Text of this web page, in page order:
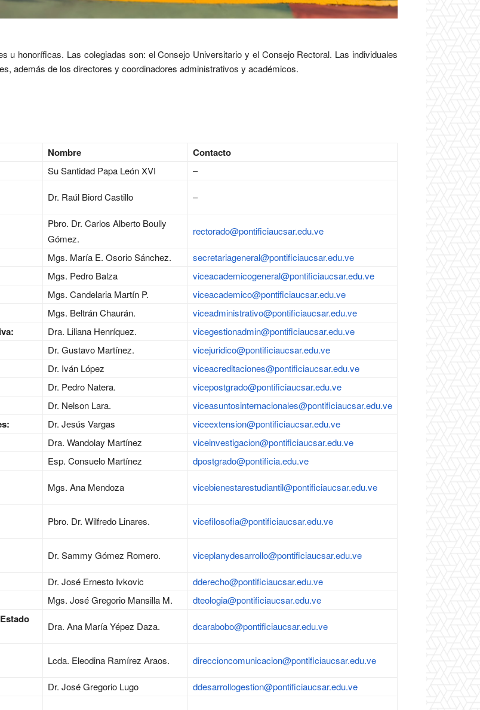
u honoríficas. Las colegiadas son: el Consejo Universitario y el Consejo Rectoral. Las individuales
además de los directores y coordinadores administrativos y académicos.
Nombre
Contacto
Su Santidad Papa León XVI –
Dr. Raúl Biord Castillo –
Pbro. Dr. Carlos Alberto Boully
Gómez.
rectorado@pontificiaucsar.edu.ve
Mgs. María E. Osorio Sánchez. secretariageneral@pontificiaucsar.edu.ve
Mgs. Pedro Balza viceacademicogeneral@pontificiaucsar.edu.ve
Mgs. Candelaria Martín P. viceacademico@pontificiaucsar.edu.ve
Mgs. Beltrán Chaurán. viceadministrativo@pontificiaucsar.edu.ve
Dra. Liliana Henríquez. vicegestionadmin@pontificiaucsar.edu.ve
Dr. Gustavo Martínez. vicejuridico@pontificiaucsar.edu.ve
Dr. Iván López viceacreditaciones@pontificiaucsar.edu.ve
Dr. Pedro Natera. vicepostgrado@pontificiaucsar.edu.ve
Dr. Nelson Lara. viceasuntosinternacionales@pontificiaucsar.edu.ve
Dr. Jesús Vargas viceextension@pontificiaucsar.edu.ve
Dra. Wandolay Martínez viceinvestigacion@pontificiaucsar.edu.ve
Esp. Consuelo Martínez dpostgrado@pontificia.edu.ve
Mgs. Ana Mendoza vicebienestarestudiantil@pontificiaucsar.edu.ve
Pbro. Dr. Wilfredo Linares. vicefilosofia@pontificiaucsar.edu.ve
Dr. Sammy Gómez Romero. viceplanydesarrollo@pontificiaucsar.edu.ve
Dr. José Ernesto Ivkovic dderecho@pontificiaucsar.edu.ve
Mgs. José Gregorio Mansilla M. dteologia@pontificiaucsar.edu.ve
Dra. Ana María Yépez Daza. dcarabobo@pontificiaucsar.edu.ve
Lcda. Eleodina Ramírez Araos. direccioncomunicacion@pontificiaucsar.edu.ve
Dr. José Gregorio Lugo ddesarrollogestion@pontificiaucsar.edu.ve